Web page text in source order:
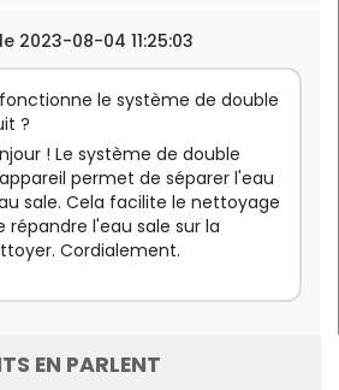
2023-08-04 11:25:03
le système de double
?
! Le système de double
permet de séparer l'eau
sale. Cela facilite le nettoyage
répandre l'eau sale sur la
Cordialement.
EN PARLENT